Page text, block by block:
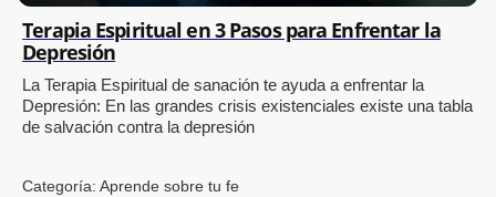
Terapia Espiritual en 3 Pasos para Enfrentar la
Depresión
La Terapia Espiritual de sanación te ayuda a enfrentar la
Depresión: En las grandes crisis existenciales existe una tabla
de salvación contra la depresión
Categoría:Aprende sobre tu fe